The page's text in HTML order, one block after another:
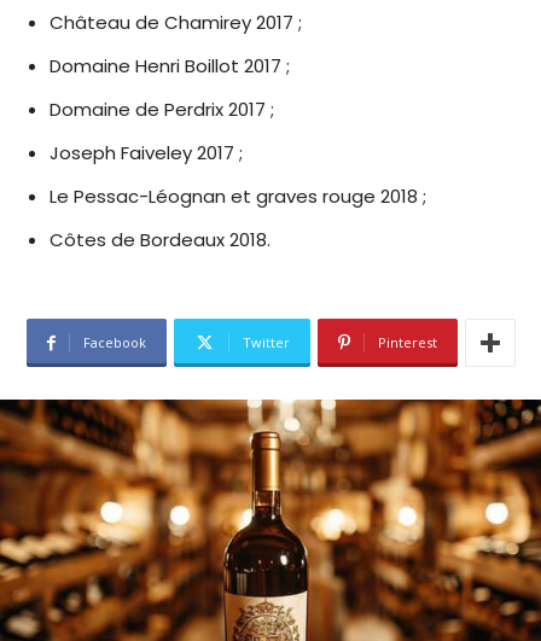
Château de Chamirey 2017 ;
Domaine Henri Boillot 2017 ;
Domaine de Perdrix 2017 ;
Joseph Faiveley 2017 ;
Le Pessac-Léognan et graves rouge 2018 ;
Côtes de Bordeaux 2018.
Facebook Twitter Pinterest